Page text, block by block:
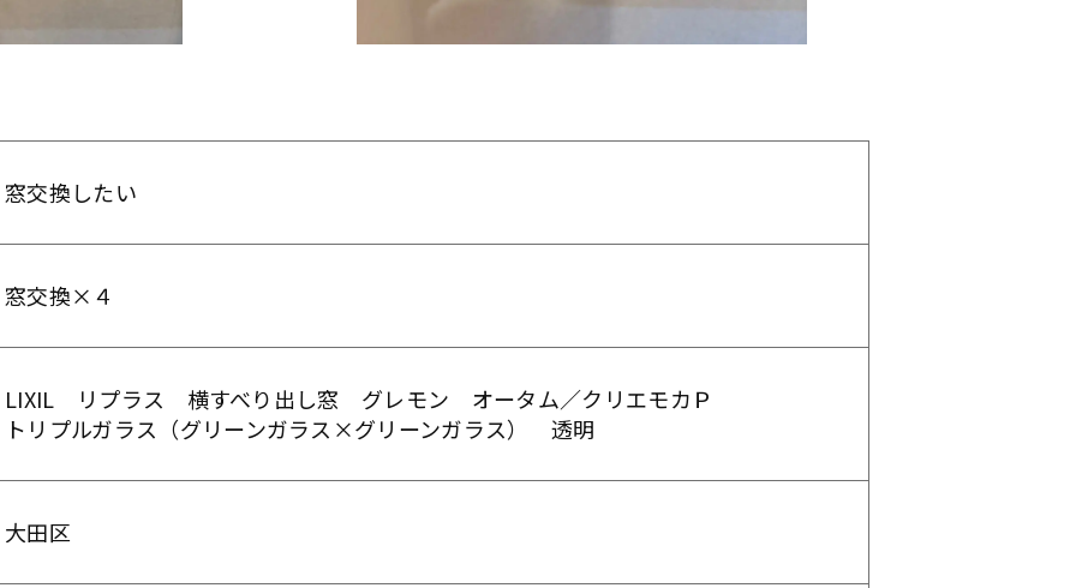
窓交換したい
窓交換×４
LIXIL リプラス 横すべり出し窓 グレモン オータム／クリエモカＰ
トリプルガラス（グリーンガラス×グリーンガラス） 透明
大田区